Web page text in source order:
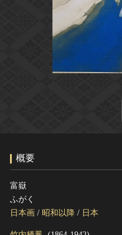
カテゴリで見る
全国の美術館・博物館
文化遺産データベース
概要
富嶽
ふがく
日本画 / 昭和以降 / 日本